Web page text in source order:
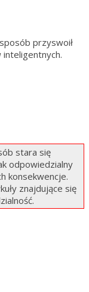
przyswoił
stara się
odpowiedzialny
konsekwencje.
znajdujące się